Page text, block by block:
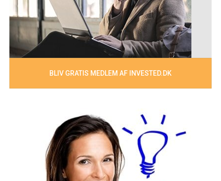
BLIV GRATIS MEDLEM AF INVESTED.DK